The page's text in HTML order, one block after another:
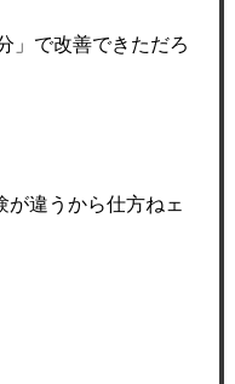
」で改善できただろ
が違うから仕方ねェ